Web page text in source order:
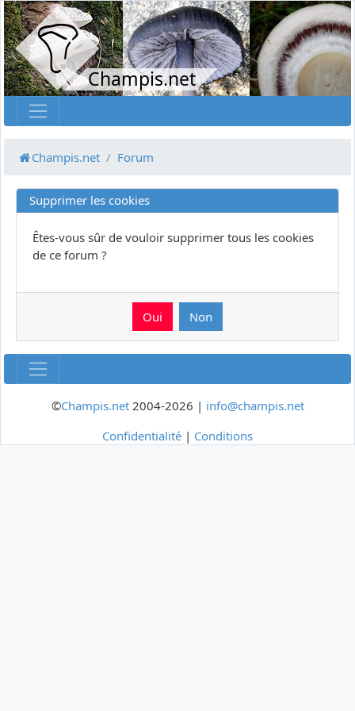
Champis.net
Champis.net Forum
Supprimer les cookies
Êtes-vous sûr de vouloir supprimer tous les cookies
de ce forum ?
©Champis.net2004-2026 | info@champis.net
Confidentialité | Conditions